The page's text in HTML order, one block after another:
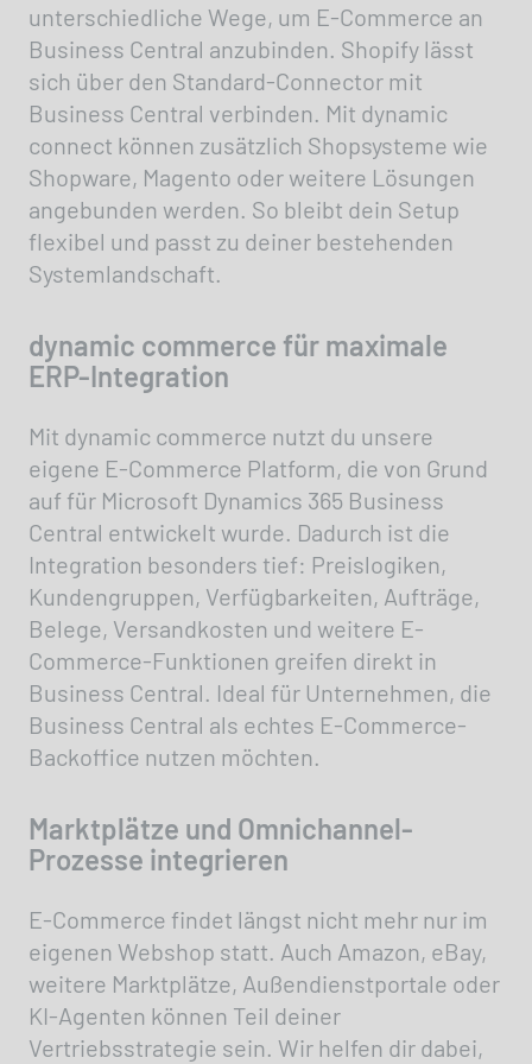
unterschiedliche Wege, um E-Commerce an
Business Central anzubinden. Shopify lässt
sich über den Standard-Connector mit
Business Central verbinden. Mit dynamic
connect können zusätzlich Shopsysteme wie
Shopware, Magento oder weitere Lösungen
angebunden werden. So bleibt dein Setup
flexibel und passt zu deiner bestehenden
Systemlandschaft.
dynamic commerce für maximale
ERP-Integration
Mit dynamic commerce nutzt du unsere
eigene E-Commerce Platform, die von Grund
auf für Microsoft Dynamics 365 Business
Central entwickelt wurde. Dadurch ist die
Integration besonders tief: Preislogiken,
Kundengruppen, Verfügbarkeiten, Aufträge,
Belege, Versandkosten und weitere E-
Commerce-Funktionen greifen direkt in
Business Central. Ideal für Unternehmen, die
Business Central als echtes E-Commerce-
Backoffice nutzen möchten.
Marktplätze und Omnichannel-
Prozesse integrieren
E-Commerce findet längst nicht mehr nur im
eigenen Webshop statt. Auch Amazon, eBay,
weitere Marktplätze, Außendienstportale oder
KI-Agenten können Teil deiner
Vertriebsstrategie sein. Wir helfen dir dabei,